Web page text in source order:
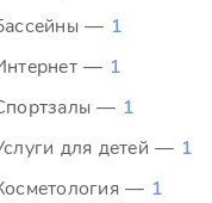
— 1
— 1
— 1
для детей — 1
— 1